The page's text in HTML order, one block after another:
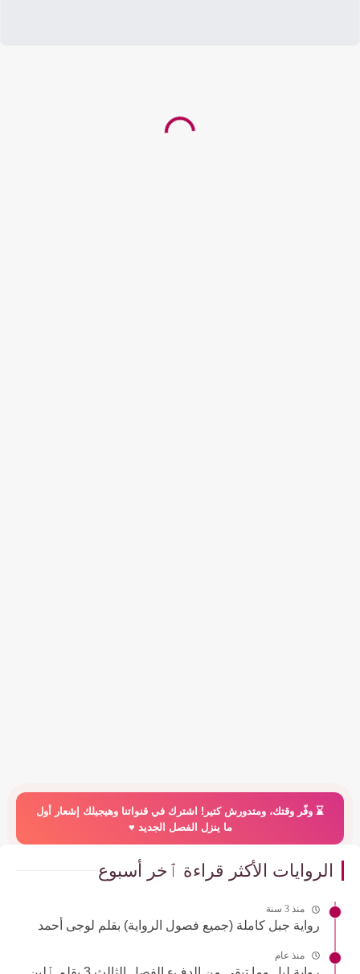
⌛️ وفّر وقتك، ومتدورش كتير! اشترك في قنواتنا وهيجيلك إشعار أول
ما ينزل الفصل الجديد ♥️
الروايات الأكثر قراءة ٱخر أسبوع
منذ 3 سنة
رواية جبل كاملة (جميع فصول الرواية) بقلم لوجى أحمد
منذ عام